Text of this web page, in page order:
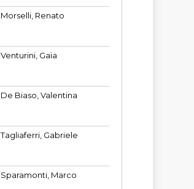
Morselli, Renato
Venturini, Gaia
De Biaso, Valentina
Tagliaferri, Gabriele
Sparamonti, Marco